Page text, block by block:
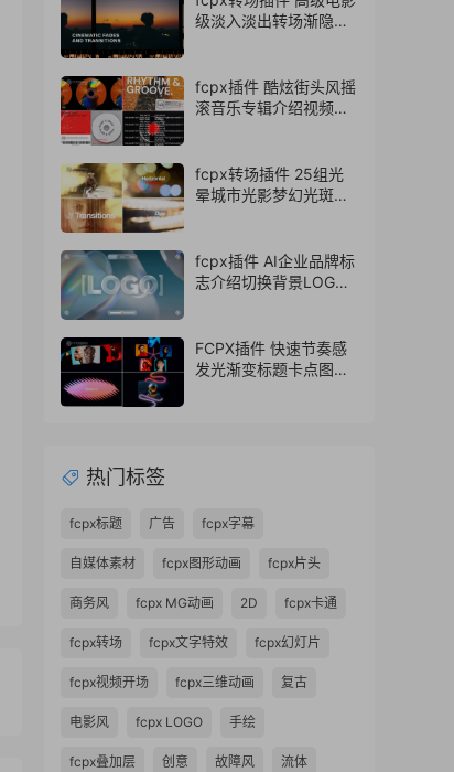
级淡入淡出转场渐隐视
fcpx插件 酷炫街头风摇
滚音乐专辑介绍视频包
fcpx转场插件 25组光
晕城市光影梦幻光斑转
fcpx插件 AI企业品牌标
志介绍切换背景LOGO
FCPX插件 快速节奏感
发光渐变标题卡点图文
热门标签
fcpx标题 广告 fcpx字幕
自媒体素材 fcpx图形动画 fcpx片头
商务风 fcpx MG动画 2D fcpx卡通
fcpx转场 fcpx文字特效 fcpx幻灯片
fcpx视频开场 fcpx三维动画 复古
电影风 fcpx LOGO 手绘
fcpx叠加层 创意 故障风 流体